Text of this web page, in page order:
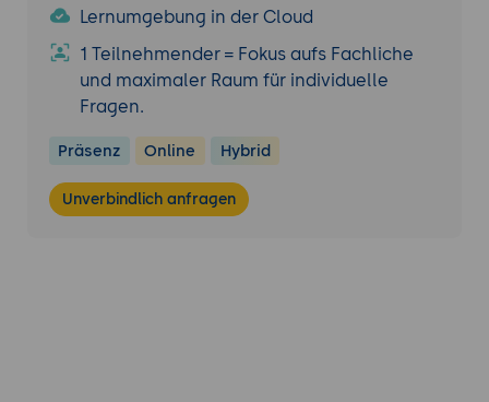
Lernumgebung in der Cloud
1 Teilnehmender = Fokus aufs Fachliche
und maximaler Raum für individuelle
Fragen.
Präsenz Online Hybrid
Unverbindlich anfragen